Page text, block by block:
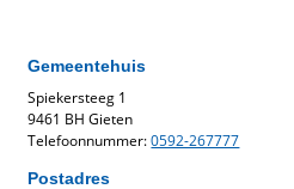
Gemeentehuis
Spiekersteeg 1
9461 BH Gieten
Telefoonnummer:0592-267777
Postadres